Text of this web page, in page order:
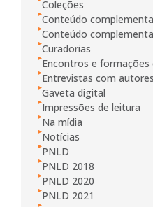
Coleções
Conteúdo
Conteúdo
Curadorias
Encontros e
Entrevistas com
Gaveta digital
Impressões de leitura
Na mídia
Notícias
PNLD
PNLD 2018
PNLD 2020
PNLD 2021